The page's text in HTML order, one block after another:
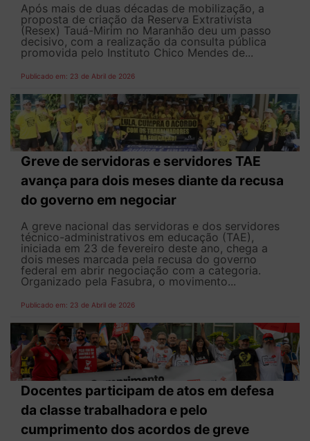
Após mais de duas décadas de mobilização, a
proposta de criação da Reserva Extrativista
(Resex) Tauá-Mirim no Maranhão deu um passo
decisivo, com a realização da consulta pública
promovida pelo Instituto Chico Mendes de...
Publicado em: 23 de Abril de 2026
Greve de servidoras e servidores TAE
avança para dois meses diante da recusa
do governo em negociar
A greve nacional das servidoras e dos servidores
técnico-administrativos em educação (TAE),
iniciada em 23 de fevereiro deste ano, chega a
dois meses marcada pela recusa do governo
federal em abrir negociação com a categoria.
Organizado pela Fasubra, o movimento...
Publicado em: 23 de Abril de 2026
Docentes participam de atos em defesa
da classe trabalhadora e pelo
cumprimento dos acordos de greve